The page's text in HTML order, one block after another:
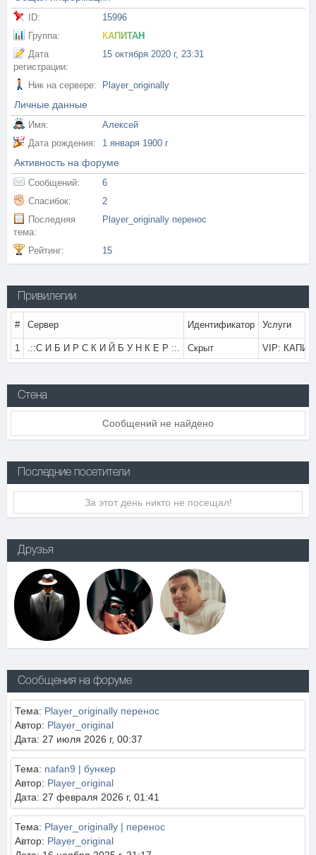
ID:
15996
Группа:
КАПИТАН
Дата
регистрации:
15 октября 2020 г, 23:31
Ник на сервере: Player_originally
Личные данные
Имя:
Алексей
Дата рождения:
1 января 1900 г
Активность на форуме
Сообщений:
6
Спасибок:
2
Последняя
тема:
Player_originally перенос
Рейтинг: 15
Привилегии
# Сервер Идентификатор Услуги
1 .::С И Б И Р С К И Й Б У Н К Е Р ::. Скрыт VIP:
Стена
Сообщений не найдено
Последние посетители
За этот день никто не посещал!
Друзья
Сообщения на форуме
Тема: Player_originally перенос
Автор: Player_original
Дата: 27 июля 2026 г, 00:37
Тема: nafan9 | бункер
Автор: Player_original
Дата: 27 февраля 2026 г, 01:41
Тема: Player_originally | перенос
Автор: Player_original